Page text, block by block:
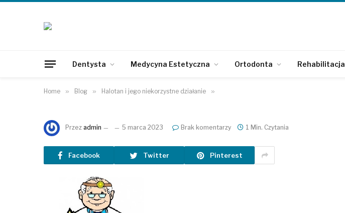
Dentysta Medycyna Estetyczna Ortodonta Rehabilitacja
Home » Blog » Halotan i jego niekorzystne działanie »
Przez admin 5 marca 2023 Brak komentarzy 1 Min. Czytania
Facebook Twitter Pinterest